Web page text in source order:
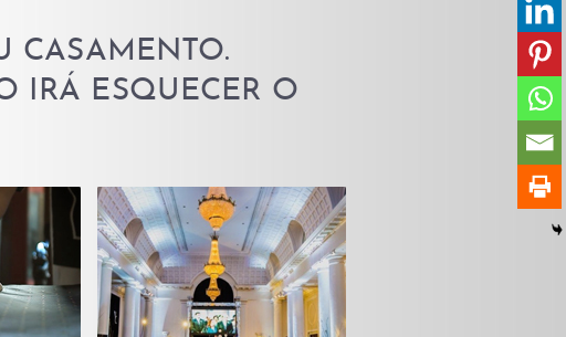
CASAMENTO.
IRÁ ESQUECER O